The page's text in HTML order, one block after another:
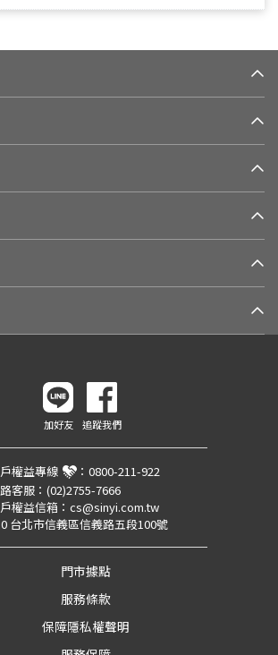
加好友 追蹤我們
權益專線 ： 0800-211-922
客服： (02)2755-7666
權益信箱： cs@sinyi.com.tw
台北市信義區信義路五段100號
門市據點
服務條款
保障隱私權聲明